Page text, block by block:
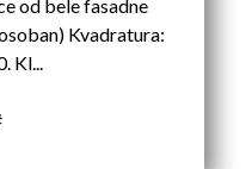
od bele fasadne
Kvadratura:
Kl...